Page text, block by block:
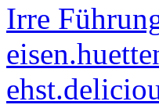
Irre